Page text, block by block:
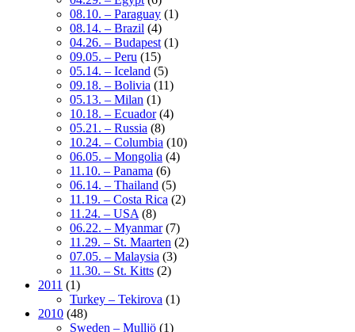
08.10. – Paraguay (1)
08.14. – Brazil (4)
04.26. – Budapest (1)
09.05. – Peru (15)
05.14. – Iceland (5)
09.18. – Bolivia (11)
05.13. – Milan (1)
10.18. – Ecuador(4)
05.21. – Russia (8)
10.24. – Columbia (10)
06.05. – Mongolia (4)
11.10. – Panama (6)
06.14. – Thailand (5)
11.19. – Costa Rica (2)
11.24. – USA (8)
06.22. – Myanmar(7)
11.29. – St. Maarten (2)
07.05. – Malaysia (3)
11.30. – St. Kitts (2)
2011 (1)
Turkey – Tekirova (1)
2010 (48)
Sweden – Mulljö (1)